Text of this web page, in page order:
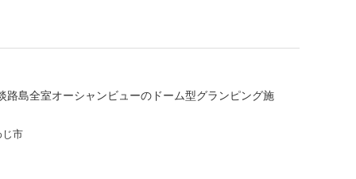
路島全室オーシャンビューのドーム型グランピング施
市